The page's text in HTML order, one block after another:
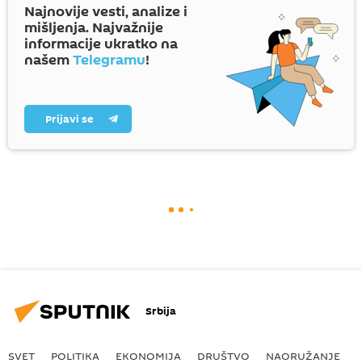
Najnovije vesti, analize i
mišljenja. Najvažnije
informacije ukratko na
našemTelegramu!
Prijavi se
Srbija
SVET POLITIKA EKONOMIJA DRUŠTVO NAORUŽANJE